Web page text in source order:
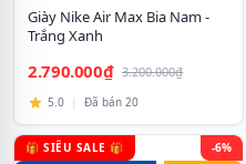
Giày Nike Air Max Bia Nam -
Trắng Xanh
2.790.000₫ 3.200.000₫
5.0 | Đã bán 20
🎁 SIÊU SALE 🎁
-6%